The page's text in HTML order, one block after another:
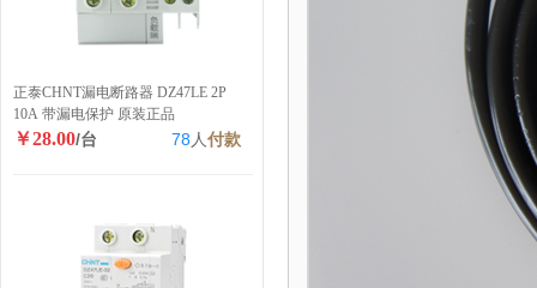
正泰CHNT漏电断路器 DZ47LE 2P
10A 带漏电保护 原装正品
￥28.00/台 78 人付款